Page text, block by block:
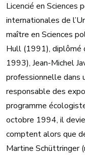
Licencié en Sciences
internationales de
maître en Sciences
Hull (1991), diplômé
1993), Jean-Michel
professionnelle dans
responsable des
programme
octobre 1994, il
comptent alors que
Martine Schüttringer